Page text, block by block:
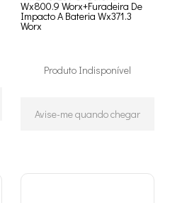
Wx800.9 Worx+Furadeira De
Impacto A Bateria Wx371.3
Worx
Produto Indisponível
Avise-me quando chegar